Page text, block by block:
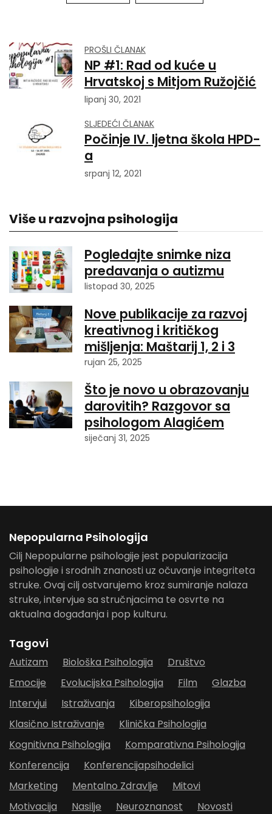
PROŠLI ČLANAK
NP #1: Rad od kuće u
Hrvatskoj s Mitjom Ružojčić
lipanj 30, 2021
SLJEDEĆI ČLANAK
Počinje IV. ljetna škola HPD-
a
srpanj 12, 2021
Više u razvojna psihologija
Pogledajte snimke niza
predavanja o autizmu
listopad 30, 2025
Nove publikacije za razvoj
kreativnog i kritičkog
mišljenja: Maštarij 1, 2 i 3
rujan 25, 2025
Što je novo u obrazovanju
darovitih? Razgovor sa
psihologom Alagićem
siječanj 31, 2025
Nepopularna Psihologija
Cilj Nepopularne psihologije jest popularizacija
psihologije i srodnih znanosti uz očuvanje integriteta
struke. Ovaj cilj ostvarujemo kroz sumiranje nalaza
struke, intervjue sa stručnjacima te osvrte na
aktualna događanja i pop kulturu.
Tagovi
Autizam Biološka Psihologija
Društvo
Emocije
Evolucijska Psihologija Film
Glazba
Intervjui
Istraživanja
Kiberopsihologija
Klasično Istraživanje
Klinička Psihologija
Kognitivna Psihologija
Komparativna Psihologija
Konferencija
Konferencijapsihodelici
Marketing
Mentalno Zdravlje
Mitovi
Motivacija
Nasilje Neuroznanost
Novosti